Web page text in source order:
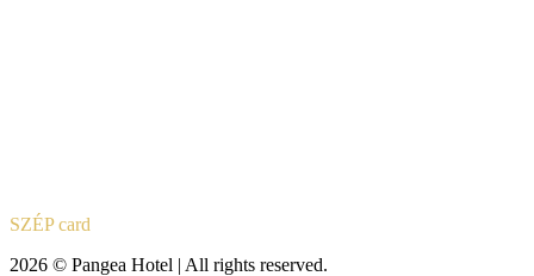
SZÉP card
2026 © Pangea Hotel | All rights reserved.